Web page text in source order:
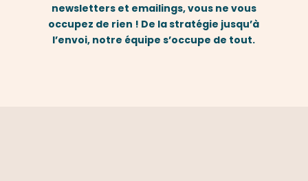
newsletters et emailings, vous ne vous
occupez de rien ! De la stratégie jusqu’à
l’envoi, notre équipe s’occupe de tout.